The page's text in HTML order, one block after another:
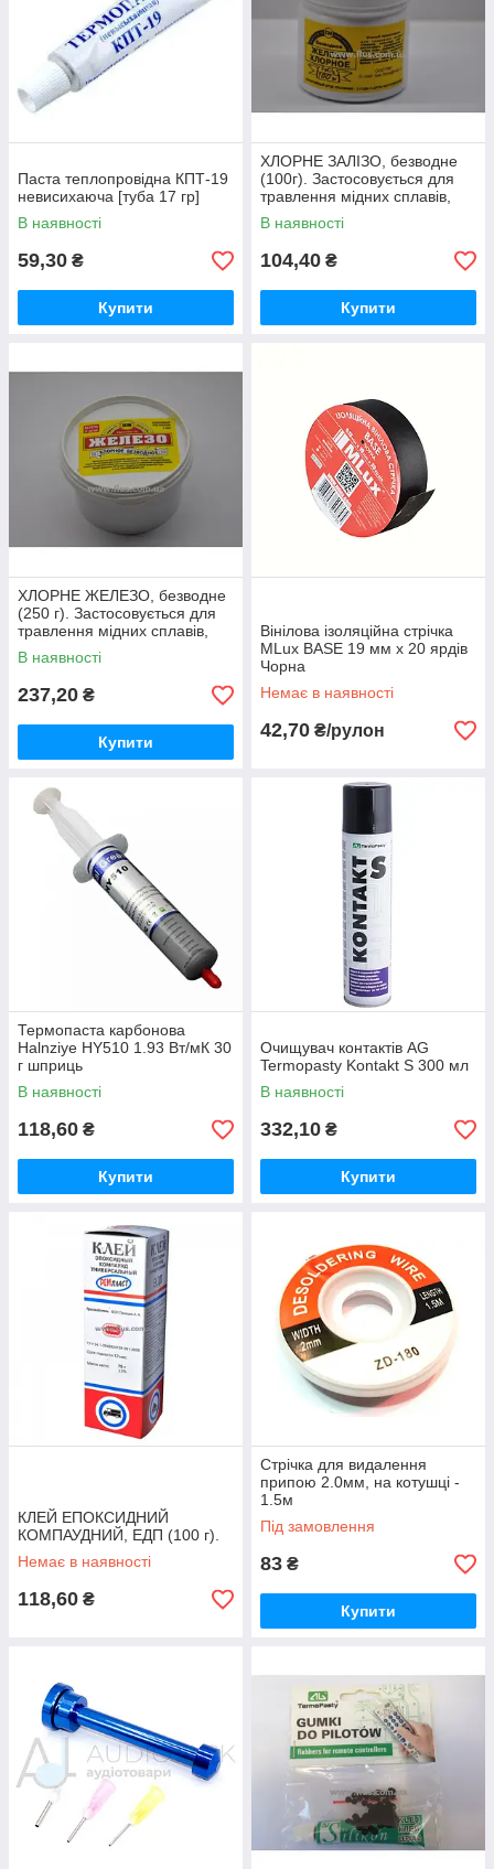
Паста теплопровідна КПТ-19
невисихаюча [туба 17 гр]
В наявності
59,30 ₴
Купити
ХЛОРНЕ ЗАЛІЗО, безводне
(100г). Застосовується для
травлення мідних сплавів,
друкованих плат.
В наявності
104,40 ₴
Купити
ХЛОРНЕ ЖЕЛЕЗО, безводне
(250 г). Застосовується для
травлення мідних сплавів,
друкованих плат.
В наявності
237,20 ₴
Купити
Вінілова ізоляційна стрічка
MLux BASE 19 мм х 20 ярдів
Чорна
Немає в наявності
42,70 ₴/рулон
Термопаста карбонова
Halnziye HY510 1.93 Вт/мК 30
г шприць
В наявності
118,60 ₴
Купити
Очищувач контактів AG
Termopasty Kontakt S 300 мл
В наявності
332,10 ₴
Купити
КЛЕЙ ЕПОКСИДНИЙ
КОМПАУДНИЙ, ЕДП (100 г).
Немає в наявності
118,60 ₴
Стрічка для видалення
припою 2.0мм, на котушці -
1.5м
Під замовлення
83 ₴
Купити